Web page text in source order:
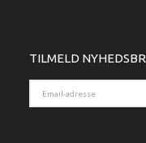
TILMELD